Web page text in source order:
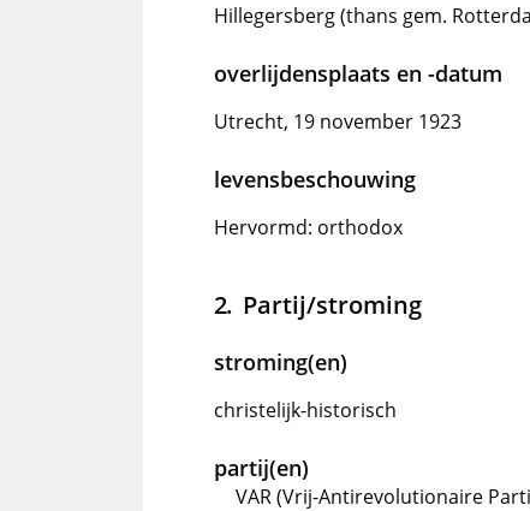
Hillegersberg (thans gem.
overlijdensplaats en -datum
Utrecht, 19 november 1923
levensbeschouwing
Hervormd: orthodox
Partij/stroming
stroming(en)
christelijk-historisch
partij(en)
VAR (Vrij-Antirevolutionaire